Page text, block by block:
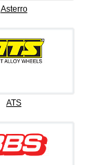
Asterro
ATS